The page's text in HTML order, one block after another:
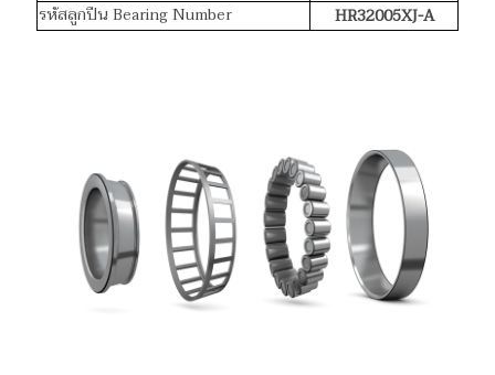
รหัสลูกปืน Bearing Number HR32005XJ-A